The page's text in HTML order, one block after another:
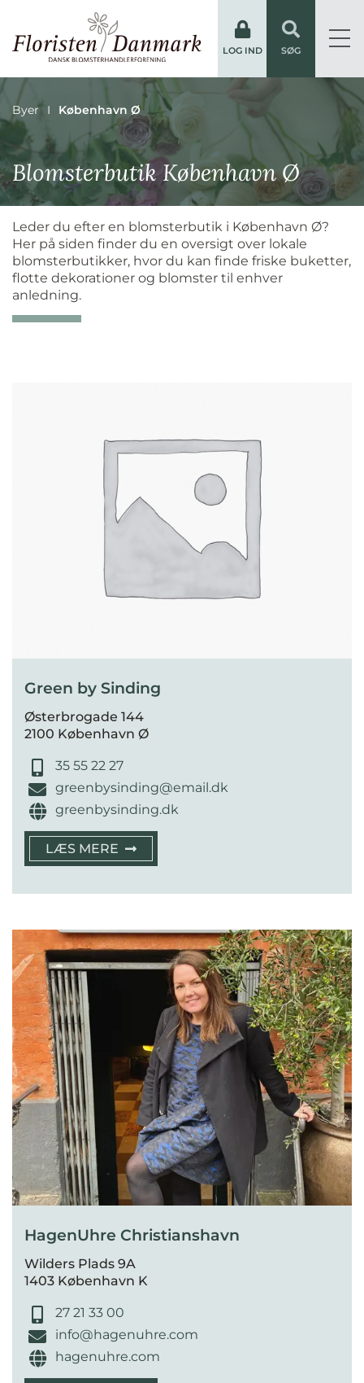
LOG IND SØG
Byer København Ø
Blomsterbutik København Ø
Leder du efter en blomsterbutik i København Ø?
Her på siden finder du en oversigt over lokale
blomsterbutikker, hvor du kan finde friske buketter,
flotte dekorationer og blomster til enhver
anledning.
Green by Sinding
Østerbrogade 144
2100 København Ø
35 55 22 27
greenbysinding@email.dk
greenbysinding.dk
LÆS MERE
HagenUhre Christianshavn
Wilders Plads 9A
1403 København K
27 21 33 00
info@hagenuhre.com
hagenuhre.com